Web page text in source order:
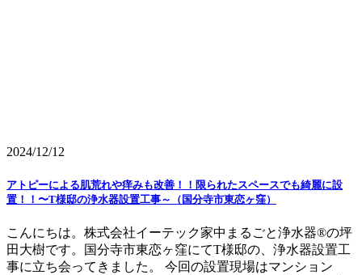
2024/12/12
アトピーによる肌荒れや痒みも改善！！限られたスペースでも綺麗に設
置！！〜T様邸の浄水器設置工事～（国分寺市東恋ヶ窪）
こんにちは。株式会社イーテック家中まるごと浄水器®の坪
田大樹です。国分寺市東恋ヶ窪にてT様邸の、浄水器設置工
事に立ち会ってきました。 今回の設置現場はマンション